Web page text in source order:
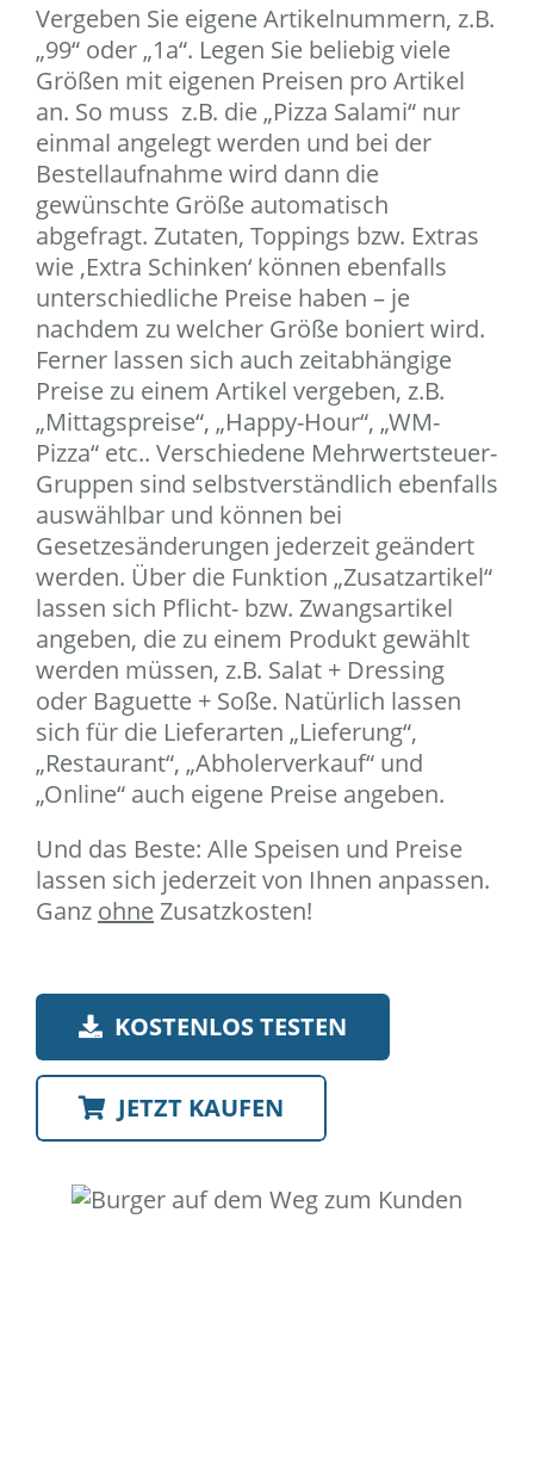
Vergeben Sie eigene Artikelnummern, z.B.
„99“ oder „1a“. Legen Sie beliebig viele
Größen mit eigenen Preisen pro Artikel
an. So muss z.B. die „Pizza Salami“ nur
einmal angelegt werden und bei der
Bestellaufnahme wird dann die
gewünschte Größe automatisch
abgefragt. Zutaten, Toppings bzw. Extras
wie ‚Extra Schinken‘ können ebenfalls
unterschiedliche Preise haben – je
nachdem zu welcher Größe boniert wird.
Ferner lassen sich auch zeitabhängige
Preise zu einem Artikel vergeben, z.B.
„Mittagspreise“, „Happy-Hour“, „WM-
Pizza“ etc.. Verschiedene Mehrwertsteuer-
Gruppen sind selbstverständlich ebenfalls
auswählbar und können bei
Gesetzesänderungen jederzeit geändert
werden. Über die Funktion „Zusatzartikel“
lassen sich Pflicht- bzw. Zwangsartikel
angeben, die zu einem Produkt gewählt
werden müssen, z.B. Salat + Dressing
oder Baguette + Soße. Natürlich lassen
sich für die Lieferarten „Lieferung“,
„Restaurant“, „Abholerverkauf“ und
„Online“ auch eigene Preise angeben.
Und das Beste: Alle Speisen und Preise
lassen sich jederzeit von Ihnen anpassen.
Ganz ohneZusatzkosten!
KOSTENLOS TESTEN
JETZT KAUFEN